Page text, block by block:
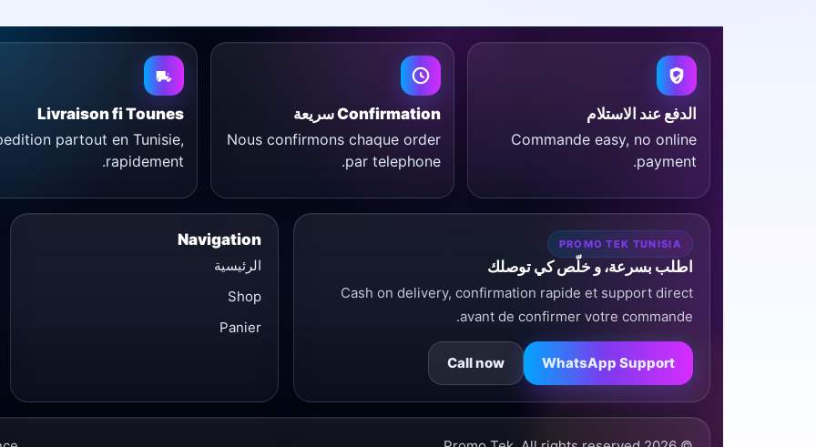
الدفع عند الاستلام
Commande easy, no online
payment.
Confirmation سريعة
Nous confirmons chaque order
par telephone.
Livraison fi Tounes
partout en Tunisie,
rapidement.
PROMO TEK TUNISIA
اطلب بسرعة، و خلّص كي توصلك
Cash on delivery, confirmation rapide et support direct
avant de confirmer votre commande.
WhatsApp Support
Call now
Navigation
الرئيسية
Shop
Panier